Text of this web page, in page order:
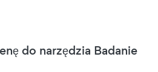
do narzędzia Badanie